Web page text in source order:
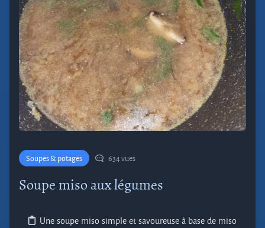
Soupes & potages 634 vues
Soupe miso aux légumes
Une soupe miso simple et savoureuse à base de miso